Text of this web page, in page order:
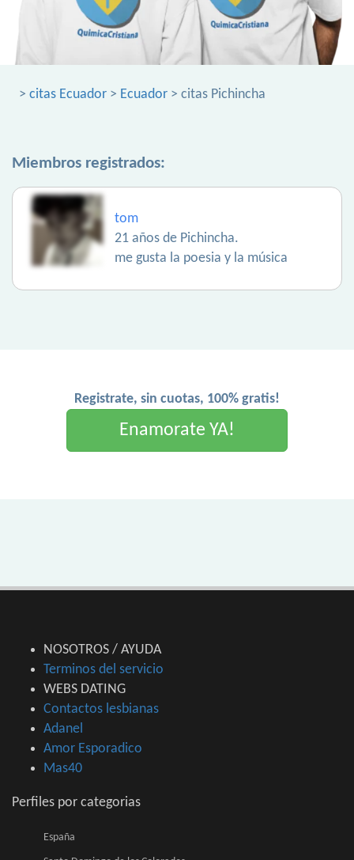
> citas Ecuador > Ecuador > citas Pichincha
Miembros registrados:
tom
21 años de Pichincha.
me gusta la poesia y la música
Registrate, sin cuotas, 100% gratis!
Enamorate YA!
NOSOTROS / AYUDA
Terminos del servicio
WEBS DATING
Contactos lesbianas
Adanel
Amor Esporadico
Mas40
Perfiles por categorias
España